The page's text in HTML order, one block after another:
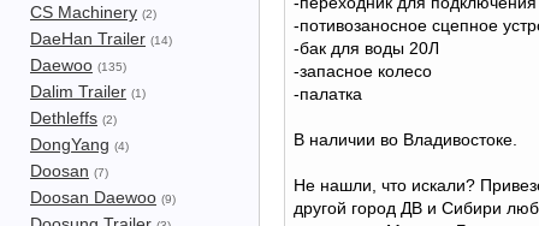
CS Machinery (2)
DaeHan Trailer (14)
Daewoo (135)
Dalim Trailer (1)
Dethleffs (2)
DongYang (4)
Doosan (7)
Doosan Daewoo (9)
-потивозаносное сцепное
-бак для воды 20Л
-запасное колесо
-палатка
В наличии во Владивостоке.
Не нашли, что искали?
другой город ДВ и Сибири